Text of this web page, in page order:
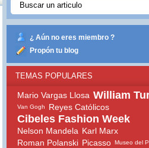
¿ Aún no eres miembro ?
Propón tu blog
TEMAS POPULARES
Mario Vargas Llosa William
Van Gogh Reyes Católicos
Cibeles Fashion Week
Nelson Mandela Karl Marx
Roman Polanski Picasso Museo del